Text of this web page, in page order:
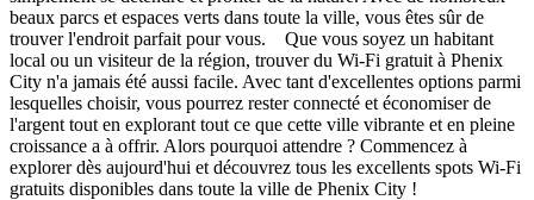
beaux parcs et espaces verts dans toute la ville, vous êtes sûr de
trouver l'endroit parfait pour vous. Que vous soyez un habitant
local ou un visiteur de la région, trouver du Wi-Fi gratuit à Phenix
City n'a jamais été aussi facile. Avec tant d'excellentes options parmi
lesquelles choisir, vous pourrez rester connecté et économiser de
l'argent tout en explorant tout ce que cette ville vibrante et en pleine
croissance a à offrir. Alors pourquoi attendre ? Commencez à
explorer dès aujourd'hui et découvrez tous les excellents spots Wi-Fi
gratuits disponibles dans toute la ville de Phenix City !